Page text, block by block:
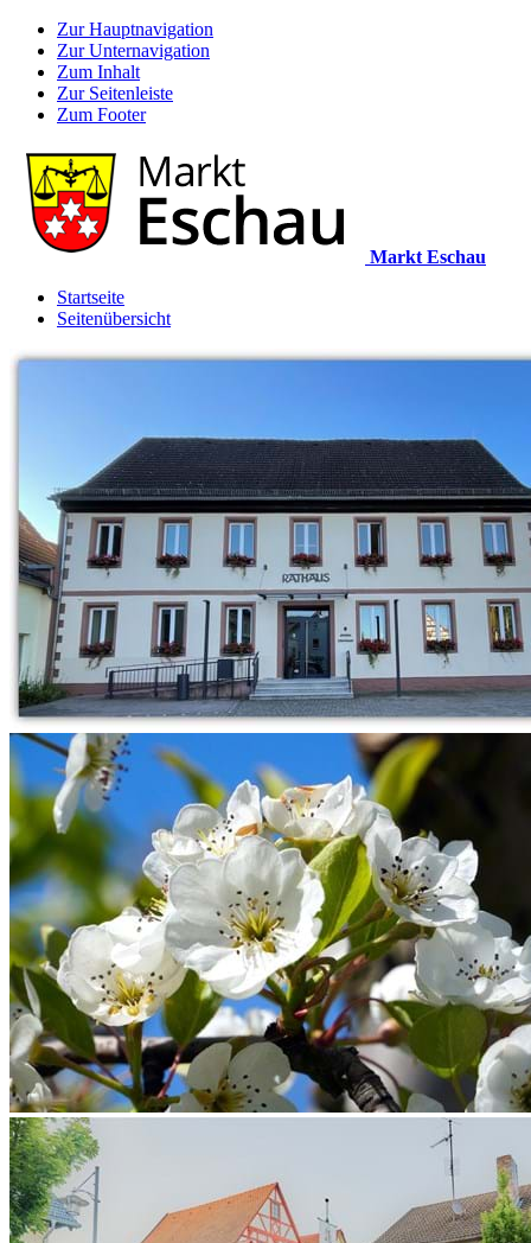
Zur Hauptnavigation
Zur Unternavigation
Zum Inhalt
Zur Seitenleiste
Zum Footer
Markt Eschau
Startseite
Seitenübersicht